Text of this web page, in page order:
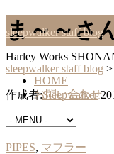
sleepwalker staff blog
Harley Works
HOME
お問い合わせ
ま～～さ
sleepwalker staff blog >
作成者:Sleepwalker
カスタム
PIPES, マフラー